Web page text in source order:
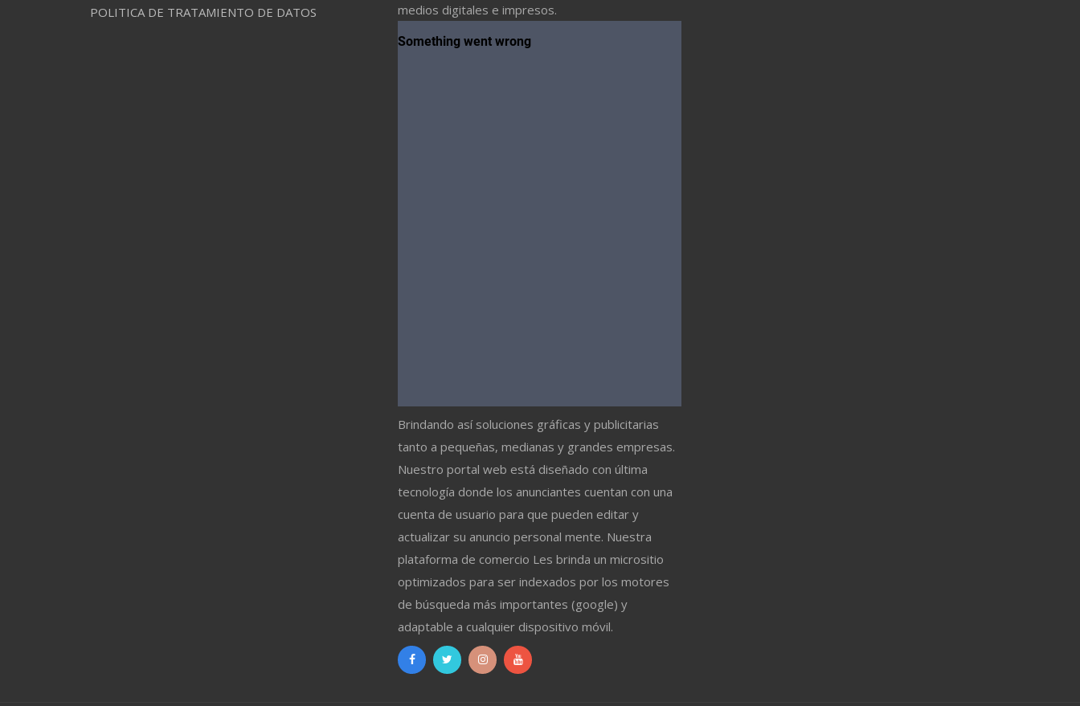
POLITICA DE TRATAMIENTO DE DATOS
medios digitales e impresos.
Brindando así soluciones gráficas y publicitarias
tanto a pequeñas, medianas y grandes empresas.
Nuestro portal web está diseñado con última
tecnología donde los anunciantes cuentan con una
cuenta de usuario para que pueden editar y
actualizar su anuncio personal mente. Nuestra
plataforma de comercio Les brinda un micrositio
optimizados para ser indexados por los motores
de búsqueda más importantes (google) y
adaptable a cualquier dispositivo móvil.